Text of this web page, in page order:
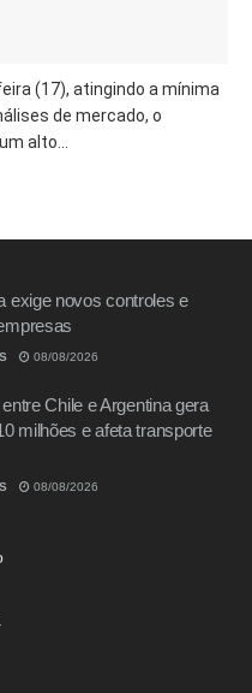
(17), atingindo a mínima
de mercado, o
alto...
exige novos controles e
08/08/2026
Chile e Argentina gera
milhões e afeta transporte
08/08/2026